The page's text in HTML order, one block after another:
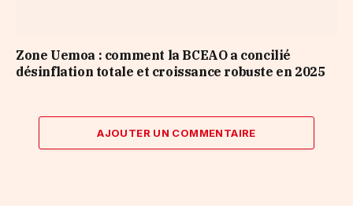
Zone Uemoa : comment la BCEAO a concilié
désinflation totale et croissance robuste en 2025
AJOUTER UN COMMENTAIRE